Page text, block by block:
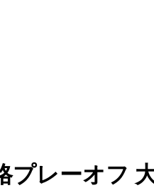
プレーオフ